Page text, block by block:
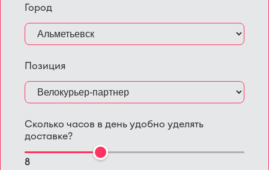
Город
Позиция
Сколько часов в день удобно уделять
доставке?
8